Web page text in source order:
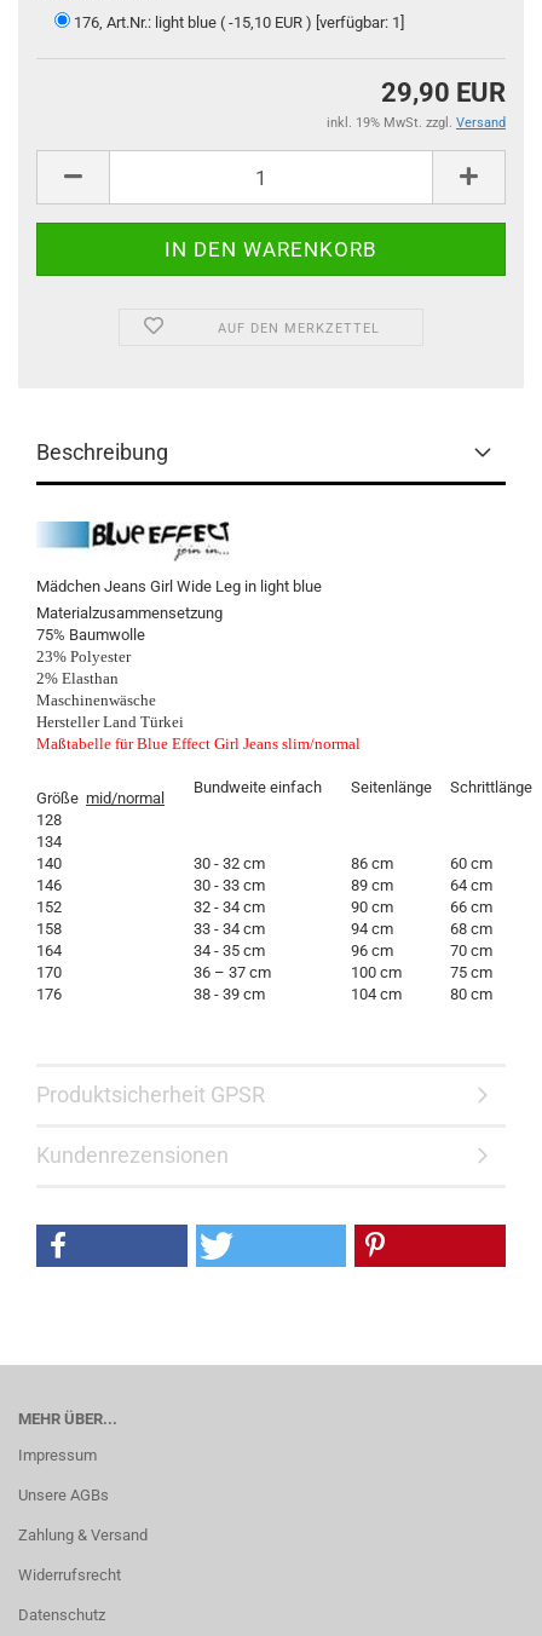
176, Art.Nr.: light blue ( -15,10 EUR ) [verfügbar: 1]
29,90 EUR
inkl. 19% MwSt. zzgl. Versand
AUF DEN MERKZETTEL
Beschreibung
Mädchen Jeans Girl Wide Leg in light blue
Materialzusammensetzung
75% Baumwolle
23% Polyester
2% Elasthan
Maschinenwäsche
Hersteller Land Türkei
Maßtabelle für Blue Effect Girl Jeans slim/normal
Größe mid/normal
Bundweite einfach Seitenlänge
Schrittlänge
128
134
140
30 - 32 cm 86 cm
60 cm
146
30 - 33 cm 89 cm
64 cm
152
32 - 34 cm 90 cm
66 cm
158
33 - 34 cm 94 cm
68 cm
164
34 - 35 cm 96 cm
70 cm
170
36 – 37 cm 100 cm
75 cm
176
38 - 39 cm 104 cm 80 cm
Produktsicherheit GPSR
Kundenrezensionen
MEHR ÜBER...
Impressum
Unsere AGBs
Zahlung & Versand
Widerrufsrecht
Datenschutz